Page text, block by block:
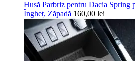
Husă Parbriz pentru Dacia Spring
Îngheț, Zăpadă 160,00 lei